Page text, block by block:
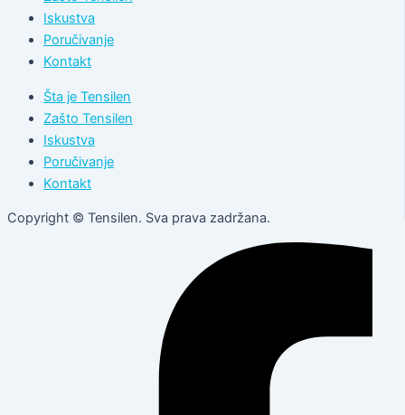
Iskustva
Poručivanje
Kontakt
Šta je Tensilen
Zašto Tensilen
Iskustva
Poručivanje
Kontakt
Copyright © Tensilen. Sva prava zadržana.